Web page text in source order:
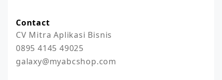
Contact
CV Mitra Aplikasi Bisnis
0895 4145 49025
galaxy@myabcshop.com